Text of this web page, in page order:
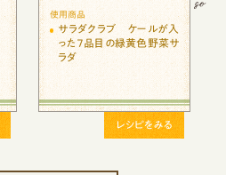
使用商品
サラダクラブ ケールが入
った７品目の緑黄色野菜サ
ラダ
レシピをみる